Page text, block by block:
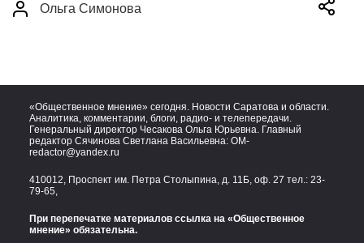
Ольга Симонова
«Общественное мнение» сегодня. Новости Саратова и области.
Аналитика, комментарии, блоги, радио- и телепередачи.
Генеральный директор Чесакова Ольга Юрьевна. Главный
редактор Сячинова Светлана Васильевна: OM-
redactor@yandex.ru
410012, Проспект им. Петра Столыпина, д. 11Б, оф. 27 тел.: 23-
79-65,
При перепечатке материалов ссылка на «Общественное
мнение» обязательна.